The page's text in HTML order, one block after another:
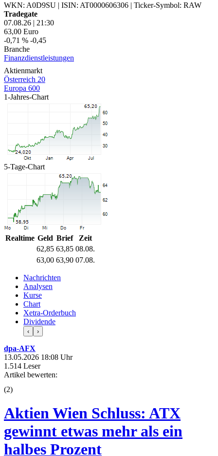
WKN: A0D9SU | ISIN: AT0000606306 | Ticker-Symbol: RAW
Tradegate
07.08.26 | 21:30
63,00 Euro
-0,71 % -0,45
Branche
Finanzdienstleistungen
Aktienmarkt
Österreich 20
Europa 600
1-Jahres-Chart
5-Tage-Chart
Realtime Geld Brief
Zeit
62,85 63,85 08.08.
63,00 63,90 07.08.
Nachrichten
Analysen
Kurse
Chart
Xetra-Orderbuch
Dividende
‹ ›
dpa-AFX
13.05.2026 18:08 Uhr
1.514 Leser
Artikel bewerten:
(2)
Aktien Wien Schluss: ATX
gewinnt etwas mehr als ein
halbes Prozent